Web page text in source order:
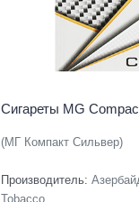
Сигареты MG
(МГ Компакт Сильвер)
Производитель:
Tobacco